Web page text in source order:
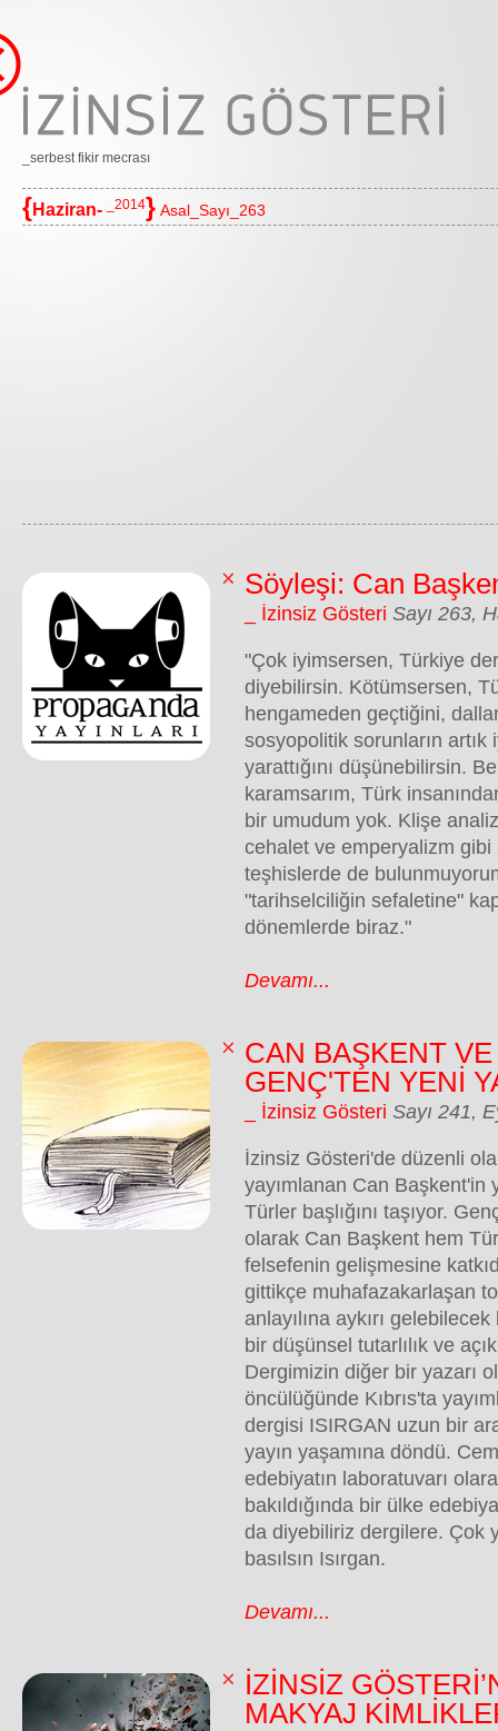
_serbest fikir mecrası
{Haziran- _2014} Asal_Sayı_263
Söyleşi: Can
_ İzinsiz Gösteri Sayı 263,
"Çok iyimsersen, Türkiye
diyebilirsin. Kötümsersen,
hengameden geçtiğini,
sosyopolitik sorunların artık
yarattığını düşünebilirsin.
karamsarım, Türk
bir umudum yok. Klişe
cehalet ve emperyalizm gibi
teşhislerde de
"tarihselciliğin sefaletine"
dönemlerde biraz."
Devamı...
CAN BAŞKENT
GENÇ'TEN YENİ
_ İzinsiz Gösteri Sayı 241,
İzinsiz Gösteri'de düzenli
yayımlanan Can Başkent'in
Türler başlığını taşıyor.
olarak Can Başkent hem
felsefenin gelişmesine
gittikçe muhafazakarlaşan
anlayılına aykırı
bir düşünsel tutarlılık ve
Dergimizin diğer bir yazarı
öncülüğünde Kıbrıs'ta
dergisi ISIRGAN uzun bir
yayın yaşamına döndü.
edebiyatın laboratuvarı
bakıldığında bir ülke
da diyebiliriz dergilere. Çok
basılsın Isırgan.
Devamı...
İZİNSİZ
MAKYAJ